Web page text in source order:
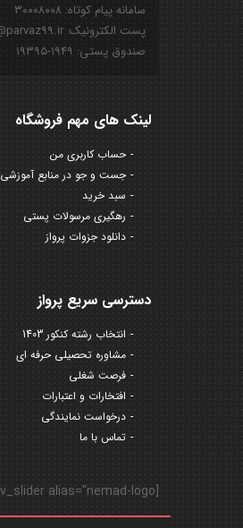
سامانه پیام کوتاه: ۳۰۰۰۸۰۰۸
پست الکترونیک: info@parvaz99.ir
صندوق پستی: ۱۹۴۹-۱۹۳۹۵
لینک های مهم فروشگاه
حساب کاربری من
جست و جو در منابع آموزشی
سبد خرید
رهگیری مرسولات پستی
دانلود جزوات پرواز
دسترسی سریع پرواز
انتخاب رشته کنکور 1403
مشاوره تحصیلی حرفه ای
فرصت شغلی
افتخارات و اعتبارات
درخواست نمایندگی
تماس با ما
[rev_slider alias="nemad-logo"]